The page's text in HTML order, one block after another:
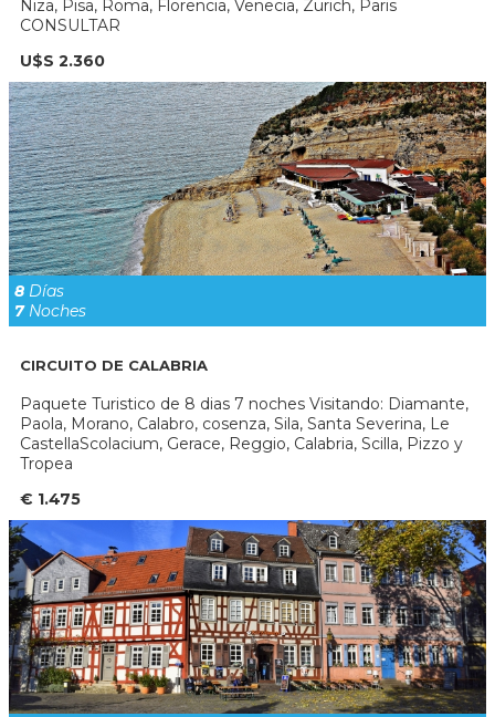
Niza, Pisa, Roma, Florencia, Venecia, Zurich, Paris
CONSULTAR
U$S 2.360
8 Días
7Noches
CIRCUITO DE CALABRIA
Paquete Turistico de 8 dias 7 noches Visitando: Diamante,
Paola, Morano, Calabro, cosenza, Sila, Santa Severina, Le
CastellaScolacium, Gerace, Reggio, Calabria, Scilla, Pizzo y
Tropea
€ 1.475